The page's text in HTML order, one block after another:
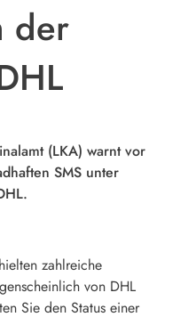
der
(LKA) warnt vor
SMS unter
zahlreiche
von DHL
Sie den Status einer